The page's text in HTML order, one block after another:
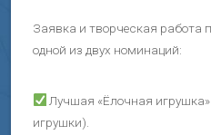
Заявка и творческая работа
одной из двух номинаций:
Лучшая «Ёлочная
игрушки).